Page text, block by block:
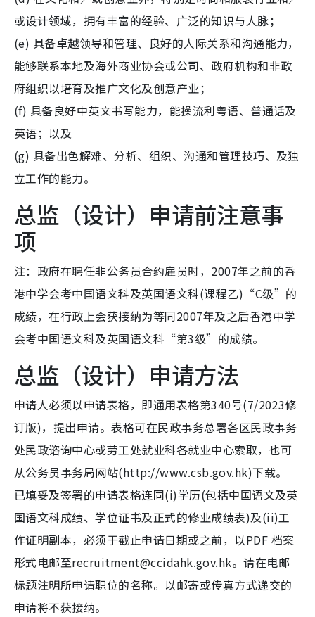
或设计领域，拥有丰富的经验、广泛的知识与人脉；
(e) 具备卓越领导和管理、良好的人际关系和沟通能力，
能够联系本地及海外商业协会或公司、政府机构和非政
府组织以培育及推广文化及创意产业；
(f) 具备良好中英文书写能力，能操流利粤语、普通话及
英语；以及
(g) 具备出色解难、分析、组织、沟通和管理技巧、及独
立工作的能力。
总监（设计）申请前注意事
项
注：政府在聘任非公务员合约雇员时，2007年之前的香
港中学会考中国语文科及英国语文科(课程乙)“C级”的
成绩，在行政上会获接纳为等同2007年及之后香港中学
会考中国语文科及英国语文科“第3级”的成绩。
总监（设计）申请方法
申请人必须以申请表格，即通用表格第340号(7/2023修
订版)，提出申请。表格可在民政事务总署各区民政事务
处民政谘询中心或劳工处就业科各就业中心索取，也可
从公务员事务局网站(http://www.csb.gov.hk)下载。
已填妥及签署的申请表格连同(i)学历(包括中国语文及英
国语文科成绩、学位证书及正式的修业成绩表)及(ii)工
作证明副本，必须于截止申请日期或之前，以PDF 档案
形式电邮至recruitment@ccidahk.gov.hk。请在电邮
标题注明所申请职位的名称。以邮寄或传真方式递交的
申请将不获接纳。